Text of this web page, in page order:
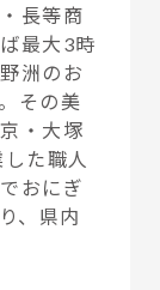
長等商
最大3時
洲のお
その美
・大塚
た職人
おにぎ
、県内